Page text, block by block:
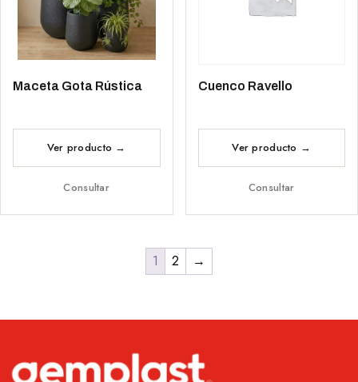
Maceta Gota Rústica
Consultar
Cuenco Ravello
Consultar
1 2 →